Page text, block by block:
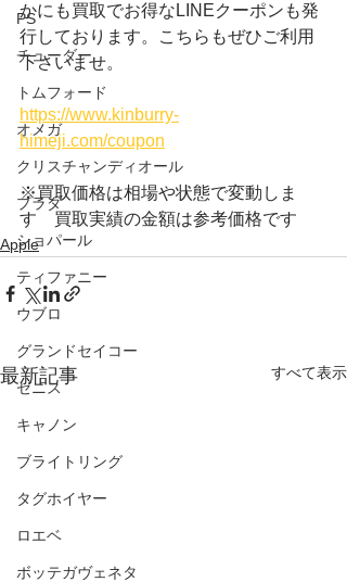
PS
チューダー
トムフォード
オメガ
クリスチャンディオール
プラダ
ショパール
ティファニー
ウブロ
グランドセイコー
ゼニス
キャノン
ブライトリング
タグホイヤー
ロエベ
ボッテガヴェネタ
かにも買取でお得なLINEクーポンも発
行しております。こちらもぜひご利用
下さいませ。
https://www.kinburry-
himeji.com/coupon
※買取価格は相場や状態で変動しま
す　買取実績の金額は参考価格です
Apple
最新記事 すべて表示